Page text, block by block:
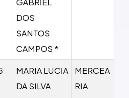
DOS
SANTOS
CAMPOS *
MARIA LUCIA
DA SILVA
MERCEA
RIA